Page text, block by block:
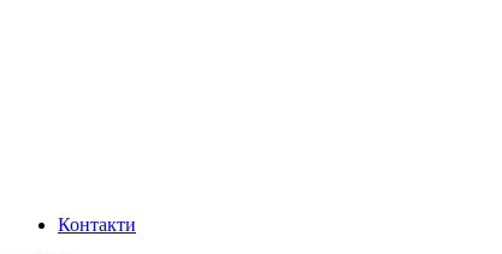
Контакти